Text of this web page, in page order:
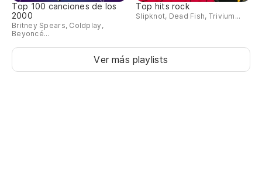
Top 100 canciones de los
2000
Britney Spears, Coldplay,
Beyoncé...
Top hits rock
Slipknot, Dead Fish, Trivium...
Ver más playlists